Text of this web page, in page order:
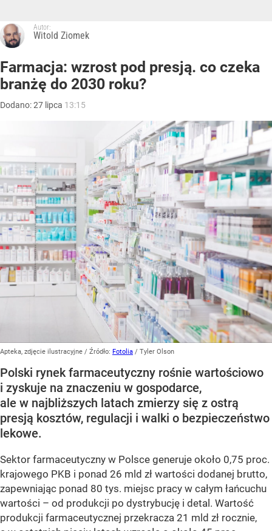
Autor:
Witold Ziomek
Farmacja: wzrost pod presją. co czeka
branżę do 2030 roku?
Dodano:27 lipca 13:15
Apteka, zdjęcie ilustracyjne / Źródło: Fotolia / Tyler Olson
Polski rynek farmaceutyczny rośnie wartościowo
i zyskuje na znaczeniu w gospodarce,
ale w najbliższych latach zmierzy się z ostrą
presją kosztów, regulacji i walki o bezpieczeństwo
lekowe.
Sektor farmaceutyczny w Polsce generuje około 0,75 proc.
krajowego PKB i ponad 26 mld zł wartości dodanej brutto,
zapewniając ponad 80 tys. miejsc pracy w całym łańcuchu
wartości – od produkcji po dystrybucję i detal. Wartość
produkcji farmaceutycznej przekracza 21 mld zł rocznie,